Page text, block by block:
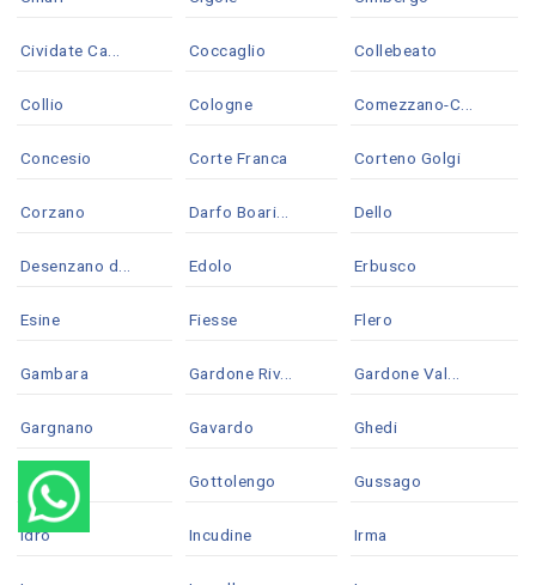
Cividate Ca... Coccaglio Collebeato
Collio Cologne Comezzano-C...
Concesio Corte Franca Corteno Golgi
Corzano Darfo Boari... Dello
Desenzano d... Edolo Erbusco
Esine Fiesse Flero
Gambara Gardone Riv... Gardone Val...
Gargnano Gavardo Ghedi
Gianico Gottolengo Gussago
Idro Incudine Irma